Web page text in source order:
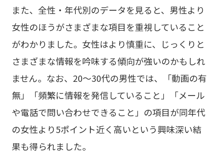
また、全性・年代別のデータを見ると、男性より
女性のほうがさまざまな項目を重視していること
がわかりました。女性はより慎重に、じっくりと
さまざまな情報を吟味する傾向が強いのかもしれ
ません。なお、20～30代の男性では、「動画の有
無」「頻繁に情報を発信していること」「メール
や電話で問い合わせできること」の項目が同年代
の女性より5ポイント近く高いという興味深い結
果も得られました。